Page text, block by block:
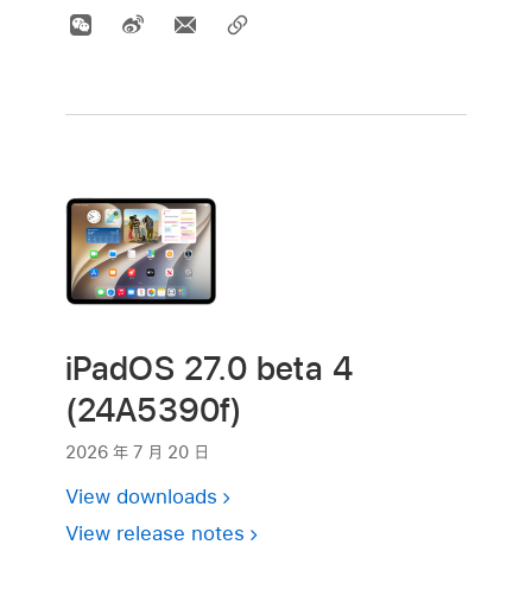
iPadOS 27.0 beta 4
(24A5390f)
2026 年 7 月 20 日
View downloads
View release notes